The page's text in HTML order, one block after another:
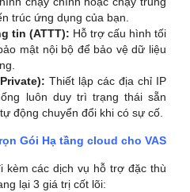
trúc ứng dụng của bạn.
tin (ATTT): Hỗ trợ cấu hình tối
mật nội bộ để bảo vệ dữ liệu
Thiết lập các địa chỉ IP
luôn duy trì trạng thái sẵn
động chuyển đổi khi có sự cố.
Gói Hạ tầng cloud cho VAS
kèm các dịch vụ hỗ trợ đặc thù
lại 3 giá trị cốt lõi: